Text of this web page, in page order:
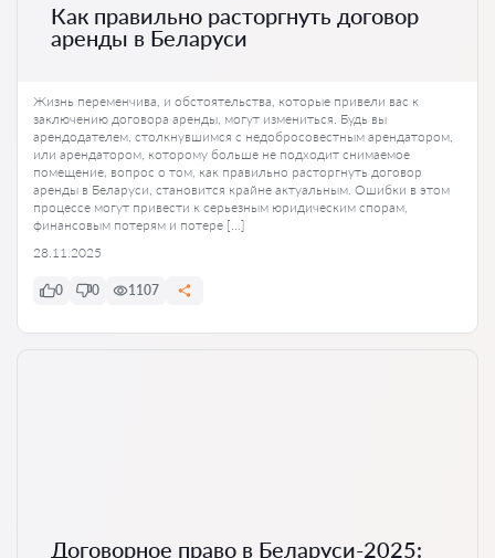
Как правильно расторгнуть договор
аренды в Беларуси
Жизнь переменчива, и обстоятельства, которые привели вас к
заключению договора аренды, могут измениться. Будь вы
арендодателем, столкнувшимся с недобросовестным арендатором,
или арендатором, которому больше не подходит снимаемое
помещение, вопрос о том, как правильно расторгнуть договор
аренды в Беларуси, становится крайне актуальным. Ошибки в этом
процессе могут привести к серьезным юридическим спорам,
финансовым потерям и потере […]
28.11.2025
0 0 1107
Договорное право в Беларуси-2025: